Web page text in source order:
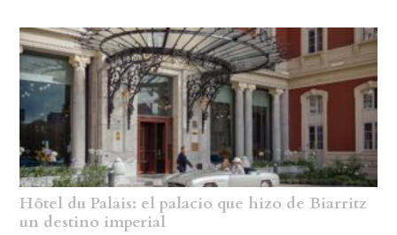
Hôtel du Palais: el palacio que hizo de Biarritz
un destino imperial